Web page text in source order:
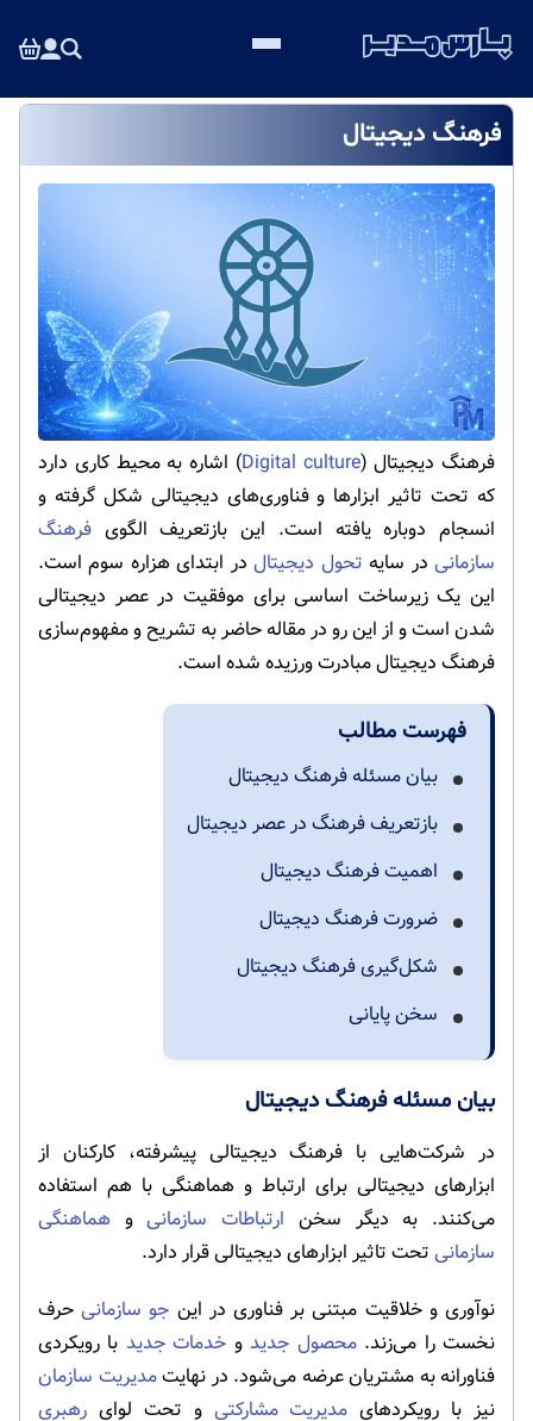
فرهنگ دیجیتال
فرهنگ دیجیتال (Digital culture) اشاره به محیط کاری دارد
که تحت تاثیر ابزارها و فناوری‌های دیجیتالی شکل گرفته و
انسجام دوباره یافته است. این بازتعریف الگوی فرهنگ
سازمانیدر سایه تحول دیجیتالدر ابتدای هزاره سوم است.
این یک زیرساخت اساسی برای موفقیت در عصر دیجیتالی
شدن است و از این رو در مقاله حاضر به تشریح و مفهوم‌سازی
فرهنگ دیجیتال مبادرت ورزیده شده است.
فهرست مطالب
بیان مسئله فرهنگ دیجیتال
بازتعریف فرهنگ در عصر دیجیتال
اهمیت فرهنگ دیجیتال
ضرورت فرهنگ دیجیتال
شکل‌گیری فرهنگ دیجیتال
سخن پایانی
بیان مسئله فرهنگ دیجیتال
در شرکت‌هایی با فرهنگ دیجیتالی پیشرفته، کارکنان از
ابزارهای دیجیتالی برای ارتباط و هماهنگی با هم استفاده
می‌کنند. به دیگر سخن ارتباطات سازمانیو هماهنگی
سازمانی تحت تاثیر ابزارهای دیجیتالی قرار دارد.
نوآوری و خلاقیت مبتنی بر فناوری در این جو سازمانیحرف
نخست را می‌زند.محصول جدیدو خدمات جدید با رویکردی
فناورانه به مشتریان عرضه می‌شود. در نهایتمدیریت سازمان
نیز با رویکردهای مدیریت مشارکتی و تحت لوای رهبری